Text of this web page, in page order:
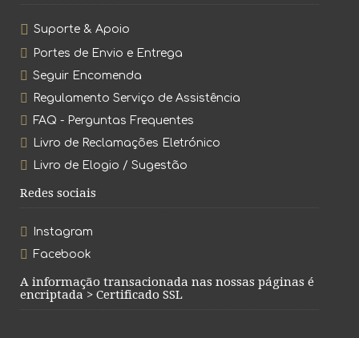
Suporte & Apoio
Portes de Envio e Entrega
Seguir Encomenda
Regulamento Serviço de Assistência
FAQ - Perguntas Frequentes
Livro de Reclamações Eletrónico
Livro de Elogio / Sugestão
Redes sociais
Instagram
Facebook
A informação transacionada nas nossas páginas é
encriptada > Certificado SSL